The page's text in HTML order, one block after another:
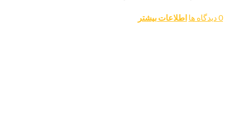
0 دیدگاه ها اطلاعات بیشتر